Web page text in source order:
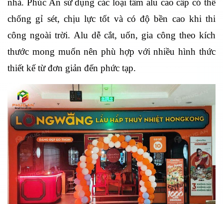
nhà. Phúc An sử dụng các loại tấm alu cao cấp có thể
chống gỉ sét, chịu lực tốt và có độ bền cao khi thi
công ngoài trời. Alu dễ cắt, uốn, gia công theo kích
thước mong muốn nên phù hợp với nhiều hình thức
thiết kế từ đơn giản đến phức tạp.